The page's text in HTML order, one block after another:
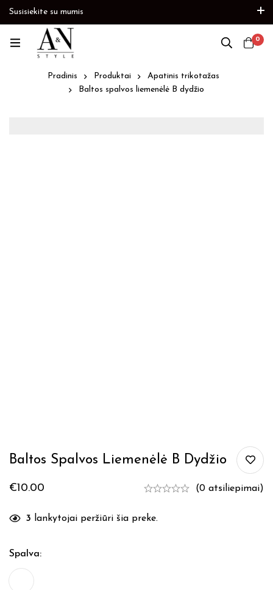
Susisiekite su mumis
0
Pradinis Produktai
Apatinis trikotažas
Baltos spalvos liemenėlė B dydžio
Baltos Spalvos Liemenėlė B Dydžio
€10.00 (0 atsiliepimai)
3 lankytojai peržiūri šia preke.
Spalva: